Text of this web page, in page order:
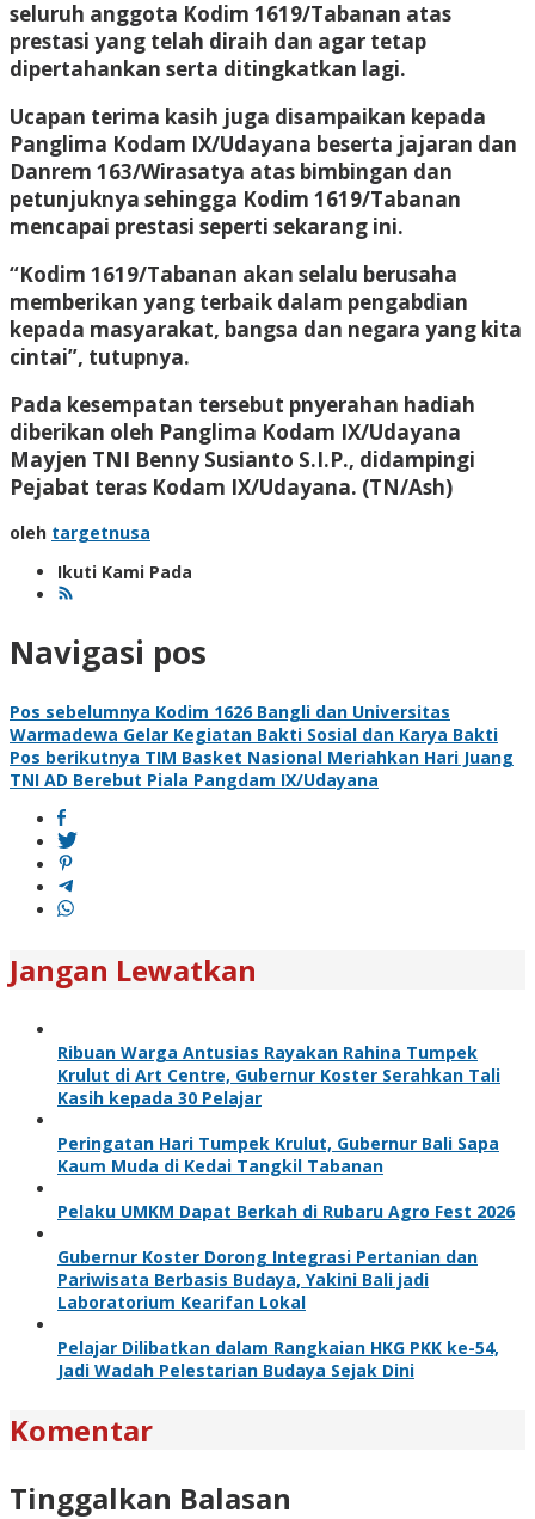
seluruh anggota Kodim 1619/Tabanan atas
prestasi yang telah diraih dan agar tetap
dipertahankan serta ditingkatkan lagi.
Ucapan terima kasih juga disampaikan kepada
Panglima Kodam IX/Udayana beserta jajaran dan
Danrem 163/Wirasatya atas bimbingan dan
petunjuknya sehingga Kodim 1619/Tabanan
mencapai prestasi seperti sekarang ini.
“Kodim 1619/Tabanan akan selalu berusaha
memberikan yang terbaik dalam pengabdian
kepada masyarakat, bangsa dan negara yang kita
cintai”, tutupnya.
Pada kesempatan tersebut pnyerahan hadiah
diberikan oleh Panglima Kodam IX/Udayana
Mayjen TNI Benny Susianto S.I.P., didampingi
Pejabat teras Kodam IX/Udayana. (TN/Ash)
oleh targetnusa
Ikuti Kami Pada
Navigasi pos
Pos sebelumnya Kodim 1626 Bangli dan Universitas
Warmadewa Gelar Kegiatan Bakti Sosial dan Karya Bakti
Pos berikutnya TIM Basket Nasional Meriahkan Hari Juang
TNI AD Berebut Piala Pangdam IX/Udayana
Jangan Lewatkan
Ribuan Warga Antusias Rayakan Rahina Tumpek
Krulut di Art Centre, Gubernur Koster Serahkan Tali
Kasih kepada 30 Pelajar
Peringatan Hari Tumpek Krulut, Gubernur Bali Sapa
Kaum Muda di Kedai Tangkil Tabanan
Pelaku UMKM Dapat Berkah di Rubaru Agro Fest 2026
Gubernur Koster Dorong Integrasi Pertanian dan
Pariwisata Berbasis Budaya, Yakini Bali jadi
Laboratorium Kearifan Lokal
Pelajar Dilibatkan dalam Rangkaian HKG PKK ke-54,
Jadi Wadah Pelestarian Budaya Sejak Dini
Komentar
Tinggalkan Balasan